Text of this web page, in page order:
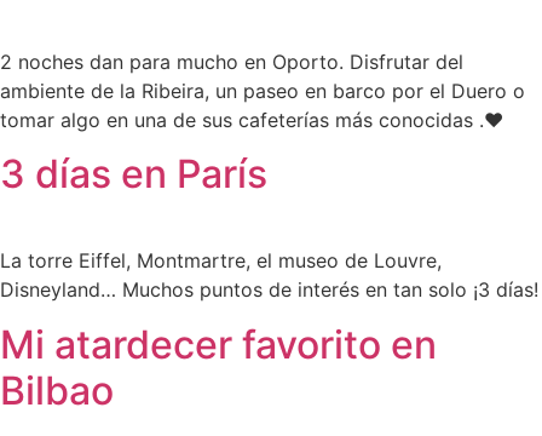
2 noches dan para mucho en Oporto. Disfrutar del
ambiente de la Ribeira, un paseo en barco por el Duero o
tomar algo en una de sus cafeterías más conocidas .❤️
3 días en París
La torre Eiffel, Montmartre, el museo de Louvre,
Disneyland… Muchos puntos de interés en tan solo ¡3 días!
Mi atardecer favorito en
Bilbao